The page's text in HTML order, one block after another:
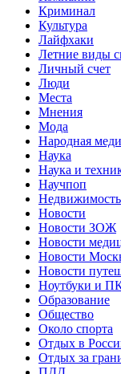
Криминал
Культура
Лайфхаки
Летние виды
Личный счет
Люди
Места
Мнения
Мода
Народная
Наука
Наука и
Научпоп
Недвижимость
Новости
Новости ЗОЖ
Новости
Новости
Новости
Ноутбуки и
Образование
Общество
Около спорта
Отдых в
Отдых за